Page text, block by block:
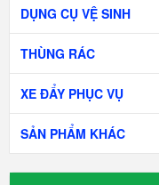
DỤNG CỤ VỆ SINH
THÙNG RÁC
XE ĐẨY PHỤC VỤ
SẢN PHẨM KHÁC